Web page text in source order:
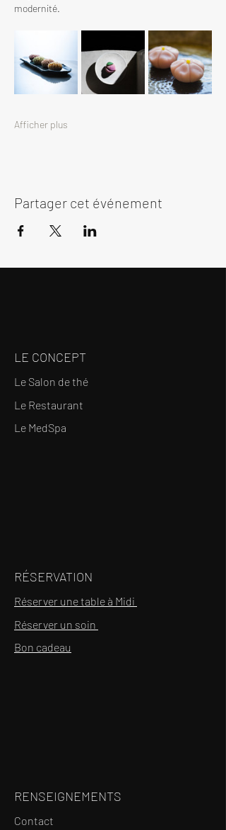
modernité.
Afficher plus
Partager cet événement
LE CONCEPT
Le Salon de thé
Le Restaurant
Le MedSpa
RÉSERVATION
Réserver une table à Midi
Réserver un soin
Bon cadeau
RENSEIGNEMENTS
Contact